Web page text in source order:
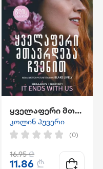
ყველაფერი მთავრდება ჩვენით
კოლინ ჰუვერი
(0)
16.95₾
11.86 ₾